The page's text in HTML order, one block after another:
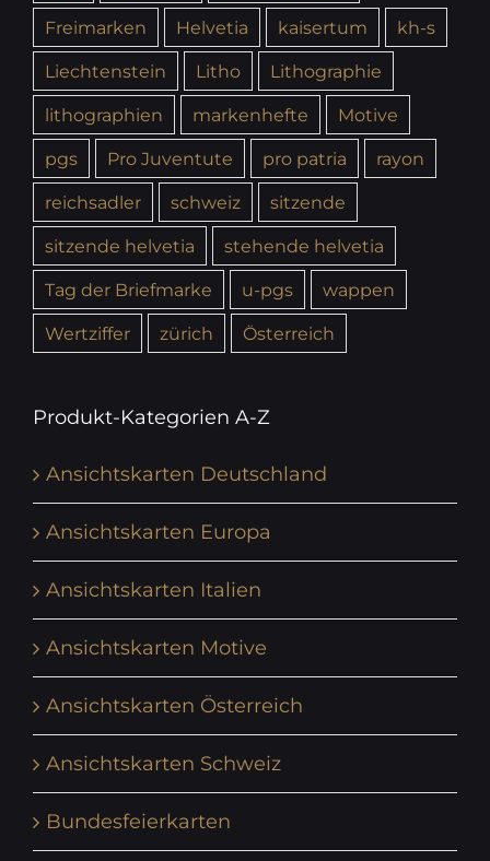
Freimarken
Helvetia kaisertum
kh-s
Liechtenstein
Litho
Lithographie
lithographien
markenhefte
Motive
pgs
Pro Juventute pro patria
rayon
reichsadler
schweiz
sitzende
sitzende helvetia
stehende helvetia
Tag der Briefmarke
u-pgs
wappen
Wertziffer
zürich Österreich
Produkt-Kategorien A-Z
Ansichtskarten Deutschland
Ansichtskarten Europa
Ansichtskarten Italien
Ansichtskarten Motive
Ansichtskarten Österreich
Ansichtskarten Schweiz
Bundesfeierkarten